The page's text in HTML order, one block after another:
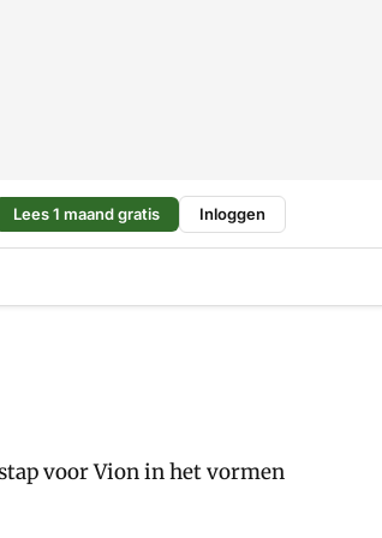
Lees 1 maand gratis Inloggen
voor Vion in het vormen